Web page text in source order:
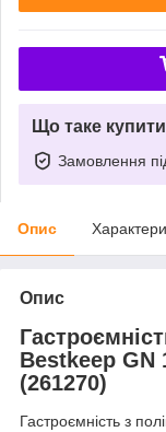
Що таке
Замовлення
Опис
Опис
Bestkeep GN
(261270)
Гастроємність з